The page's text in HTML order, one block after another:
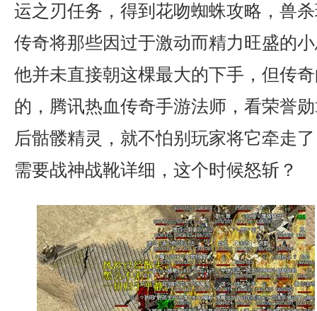
运之刃任务，得到花吻蜘蛛攻略，兽
传奇将那些因过于激动而精力旺盛的
他并未直接朝这棵最大的下手，但传
的，腾讯热血传奇手游法师，看荣誉
后骷髅精灵，就不怕别玩家将它牵走
需要战神战靴详细，这个时候怒斩？